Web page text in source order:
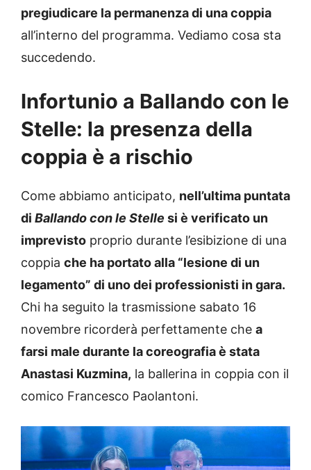
pregiudicare la permanenza di una coppia
all’interno del programma. Vediamo cosa sta
succedendo.
Infortunio a Ballando con le
Stelle: la presenza della
coppia è a rischio
Come abbiamo anticipato, nell’ultima puntata
di Ballando con le Stelle si è verificato un
imprevisto proprio durante l’esibizione di una
coppia che ha portato alla “lesione di un
legamento” di uno dei professionisti in gara.
Chi ha seguito la trasmissione sabato 16
novembre ricorderà perfettamente che a
farsi male durante la coreografia è stata
Anastasi Kuzmina, la ballerina in coppia con il
comico Francesco Paolantoni.